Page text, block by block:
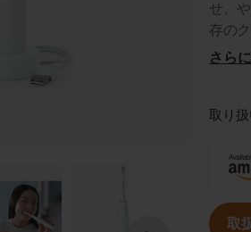
せ、
存の
さら
取り
取